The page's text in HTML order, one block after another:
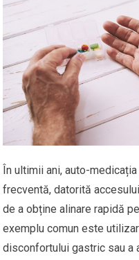
În ultimii ani, auto-
frecventă, datorită
de a obține alinare rapidă
exemplu comun este
disconfortului gastric sau a